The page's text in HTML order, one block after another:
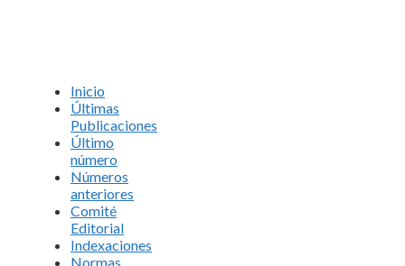
Inicio
Últimas
Publicaciones
Último
número
Números
anteriores
Comité
Editorial
Indexaciones
Normas